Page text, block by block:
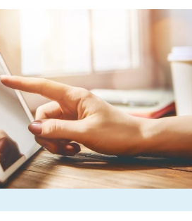
direkt am Endgerät ausgefüllt
werden. Bitte bei der Anmeldung
ausfüllen,
an die Clara-
(Stephanienstraße 16, 76530